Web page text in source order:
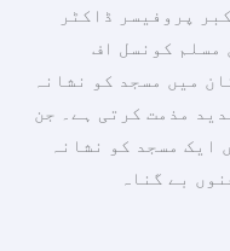
پروفیسر ڈاکٹر
مسلم کونسل اف
میں مسجد کو نشانہ
مذمت کرتی ہے۔ جن
ایک مسجد کو نشانہ
بے گناہ